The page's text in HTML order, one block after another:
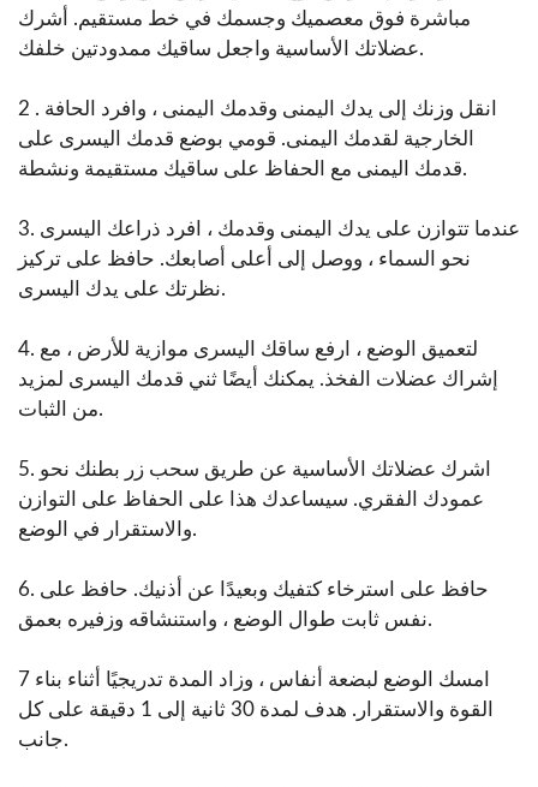
مباشرة فوق معصميك وجسمك في خط مستقيم. أشرك
عضلاتك الأساسية واجعل ساقيك ممدودتين خلفك.
2 . انقل وزنك إلى يدك اليمنى وقدمك اليمنى ، وافرد الحافة
الخارجية لقدمك اليمنى. قومي بوضع قدمك اليسرى على
قدمك اليمنى مع الحفاظ على ساقيك مستقيمة ونشطة.
3. عندما تتوازن على يدك اليمنى وقدمك ، افرد ذراعك اليسرى
نحو السماء ، ووصل إلى أعلى أصابعك. حافظ على تركيز
نظرتك على يدك اليسرى.
4. لتعميق الوضع ، ارفع ساقك اليسرى موازية للأرض ، مع
إشراك عضلات الفخذ. يمكنك أيضًا ثني قدمك اليسرى لمزيد
من الثبات.
5. اشرك عضلاتك الأساسية عن طريق سحب زر بطنك نحو
عمودك الفقري. سيساعدك هذا على الحفاظ على التوازن
والاستقرار في الوضع.
6. حافظ على استرخاء كتفيك وبعيدًا عن أذنيك. حافظ على
نفس ثابت طوال الوضع ، واستنشاقه وزفيره بعمق.
7 امسك الوضع لبضعة أنفاس ، وزاد المدة تدريجيًا أثناء بناء
القوة والاستقرار. هدف لمدة 30 ثانية إلى 1 دقيقة على كل
جانب.